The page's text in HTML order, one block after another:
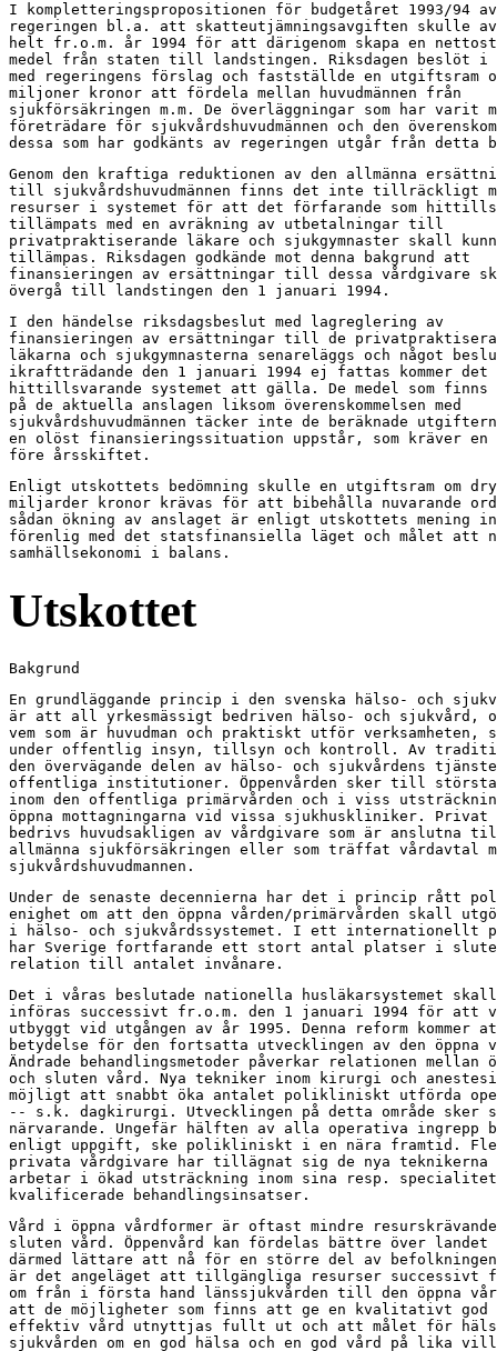
I kompletteringspropositionen för budgetåret 1993/94
regeringen bl.a. att skatteutjämningsavgiften skulle
helt fr.o.m. år 1994 för att därigenom skapa en
medel från staten till landstingen. Riksdagen beslöt i
med regeringens förslag och fastställde en utgiftsram
miljoner kronor att fördela mellan huvudmännen från
sjukförsäkringen m.m. De överläggningar som har varit
företrädare för sjukvårdshuvudmännen och den
dessa som har godkänts av regeringen utgår från detta
Genom den kraftiga reduktionen av den allmänna
till sjukvårdshuvudmännen finns det inte tillräckligt
resurser i systemet för att det förfarande som
tillämpats med en avräkning av utbetalningar till
privatpraktiserande läkare och sjukgymnaster skall
tillämpas. Riksdagen godkände mot denna bakgrund att
finansieringen av ersättningar till dessa vårdgivare
övergå till landstingen den 1 januari 1994.
I den händelse riksdagsbeslut med lagreglering av
finansieringen av ersättningar till de
läkarna och sjukgymnasterna senareläggs och något
ikraftträdande den 1 januari 1994 ej fattas kommer det
hittillsvarande systemet att gälla. De medel som finns
på de aktuella anslagen liksom överenskommelsen med
sjukvårdshuvudmännen täcker inte de beräknade
en olöst finansieringssituation uppstår, som kräver en
före årsskiftet.
Enligt utskottets bedömning skulle en utgiftsram om
miljarder kronor krävas för att bibehålla nuvarande
sådan ökning av anslaget är enligt utskottets mening
förenlig med det statsfinansiella läget och målet att
samhällsekonomi i balans.
Utskottet
Bakgrund
En grundläggande princip i den svenska hälso- och
är att all yrkesmässigt bedriven hälso- och sjukvård,
vem som är huvudman och praktiskt utför
under offentlig insyn, tillsyn och kontroll. Av
den övervägande delen av hälso- och sjukvårdens
offentliga institutioner. Öppenvården sker till största
inom den offentliga primärvården och i viss
öppna mottagningarna vid vissa sjukhuskliniker. Privat
bedrivs huvudsakligen av vårdgivare som är anslutna
allmänna sjukförsäkringen eller som träffat vårdavtal
sjukvårdshuvudmannen.
Under de senaste decennierna har det i princip rått
enighet om att den öppna vården/primärvården skall
i hälso- och sjukvårdssystemet. I ett internationellt
har Sverige fortfarande ett stort antal platser i
relation till antalet invånare.
Det i våras beslutade nationella husläkarsystemet skall
införas successivt fr.o.m. den 1 januari 1994 för att
utbyggt vid utgången av år 1995. Denna reform kommer
betydelse för den fortsatta utvecklingen av den öppna
Ändrade behandlingsmetoder påverkar relationen mellan
och sluten vård. Nya tekniker inom kirurgi och
möjligt att snabbt öka antalet polikliniskt utförda
-- s.k. dagkirurgi. Utvecklingen på detta område sker
närvarande. Ungefär hälften av alla operativa ingrepp
enligt uppgift, ske polikliniskt i en nära framtid.
privata vårdgivare har tillägnat sig de nya teknikerna
arbetar i ökad utsträckning inom sina resp.
kvalificerade behandlingsinsatser.
Vård i öppna vårdformer är oftast mindre
sluten vård. Öppenvård kan fördelas bättre över landet
därmed lättare att nå för en större del av
är det angeläget att tillgängliga resurser successivt
om från i första hand länssjukvården till den öppna
att de möjligheter som finns att ge en kvalitativt god
effektiv vård utnyttjas fullt ut och att målet för
sjukvården om en god hälsa och en god vård på lika